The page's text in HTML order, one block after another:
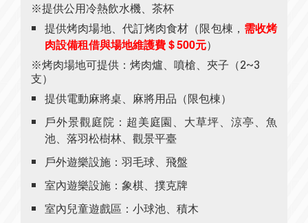
※提供公用冷熱飲水機、茶杯
提供烤肉場地、代訂烤肉食材（限包棟， 需收烤
肉設備租借與場地維護費＄500元）
※烤肉場地可提供：烤肉爐、噴槍、夾子（2~3
支）
提供電動麻將桌、麻將用品（限包棟）
戶外景觀庭院：超美庭園、大草坪、涼亭、魚
池、落羽松樹林、觀景平臺
戶外遊樂設施：羽毛球、飛盤
室內遊樂設施：象棋、撲克牌
室內兒童遊戲區：小球池、積木